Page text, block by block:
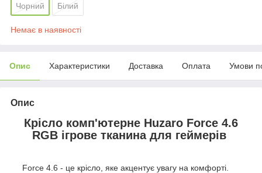
Чорний Білий
Немає в наявності
Опис Характеристики Доставка Оплата Умови
Опис
Крісло комп'ютерне Huzaro Force 4.6
RGB ігрове тканина для геймерів
Force 4.6 - це крісло, яке акцентує увагу на комфорті.